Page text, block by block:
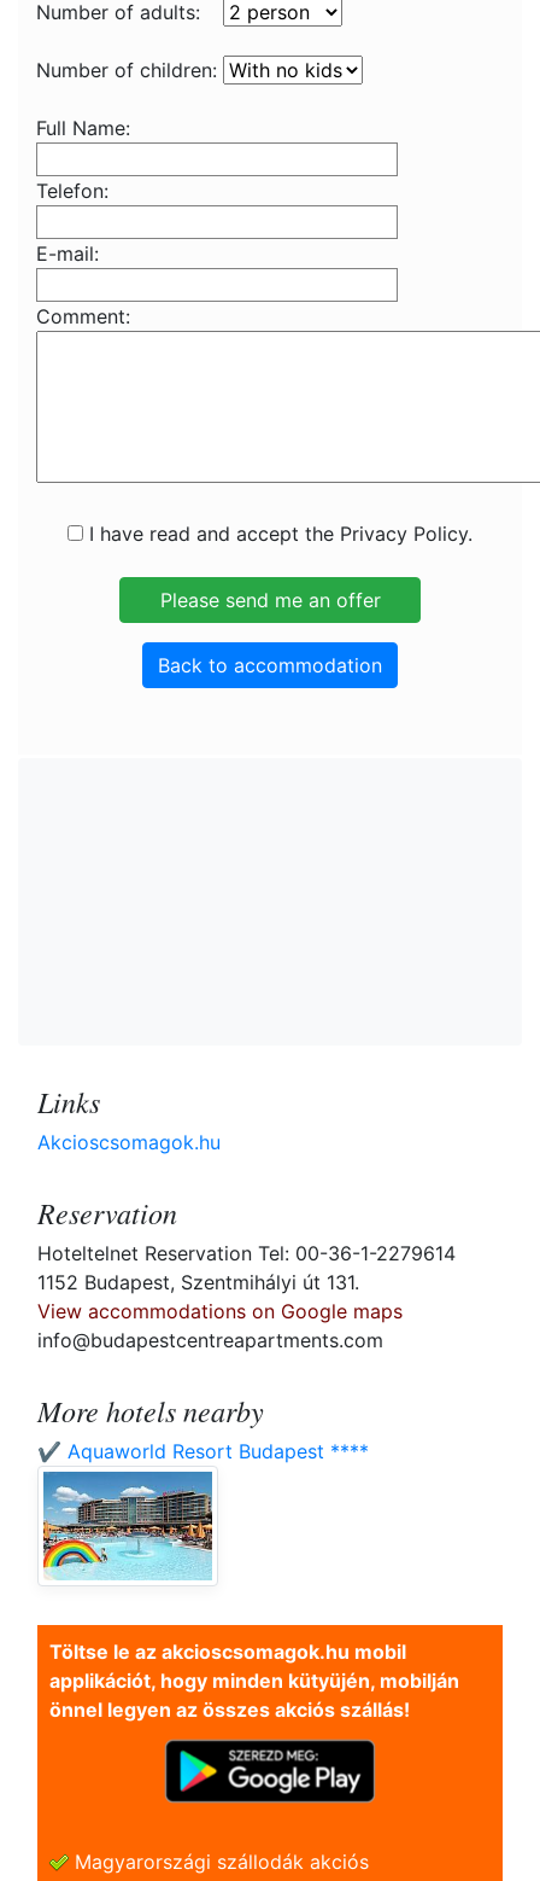
Number of adults:
Number of children:
Full Name:
Telefon:
E-mail:
Comment:
I have read and accept the Privacy Policy.
Back to accommodation
Links
Akcioscsomagok.hu
Reservation
Hoteltelnet Reservation Tel: 00-36-1-2279614
1152 Budapest, Szentmihályi út 131.
View accommodations on Google maps
info@budapestcentreapartments.com
More hotels nearby
✔️ Aquaworld Resort Budapest ****
Töltse le az akcioscsomagok.hu mobil
applikációt, hogy minden kütyüjén, mobilján
önnel legyen az összes akciós szállás!
Magyarországi szállodák akciós